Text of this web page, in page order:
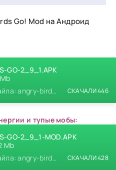
Go! Mod на Андроид
GO-2_9_1.APK
Название файла: angry-birds-go-2_9_1.apk
СКАЧАЛИ 446
и тупые мобы:
GO-2_9_1-MOD.APK
Mb
Название файла: angry-birds-go-2_9_1-mod.apk
СКАЧАЛИ 428